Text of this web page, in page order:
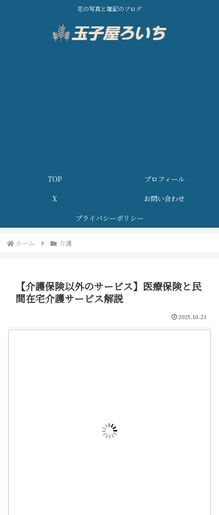
花の写真と雑記のブログ
TOP
プロフィール
X
お問い合わせ
プライバシーポリシー
ホーム 介護
【介護保険以外のサービス】医療保険と民
間在宅介護サービス解説
2025.10.23